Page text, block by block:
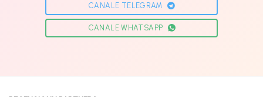
CANALE TELEGRAM
CANALE WHATSAPP